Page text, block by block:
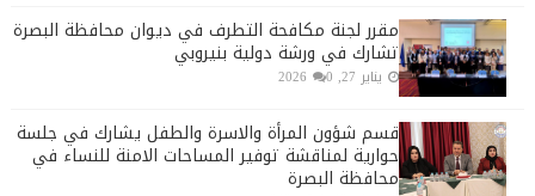
مقرر لجنة مكافحة التطرف في ديوان محافظة البصرة
تشارك في ورشة دولية بنيروبي
يناير 27, 2026 0
قسم شؤون المرأة والاسرة والطفل يشارك في جلسة
حوارية لمناقشة توفير المساحات الامنة للنساء في
محافظة البصرة